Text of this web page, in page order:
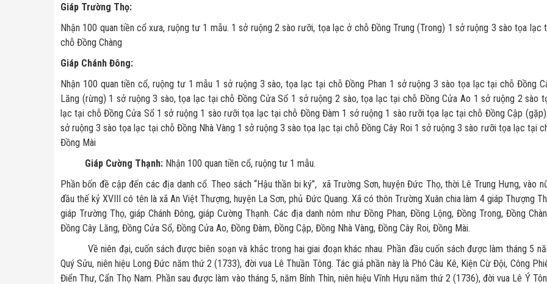
Giáp Trường Thọ:
Nhận 100 quan tiền cổ xưa, ruộng tư 1 mẫu. 1 sở ruộng 2 sào rưỡi, tọa lạc ở chỗ Đồng Trung (Trong) 1 sở ruộng 3 sào tọa lạc
chỗ Đồng Chàng
Giáp Chánh Đông:
Nhận 100 quan tiền cổ, ruộng tư 1 mẫu 1 sở ruộng 3 sào, tọa lạc tại chỗ Đồng Phan 1 sở ruộng 3 sào tọa lạc tại chỗ Đồng
Lăng (rừng) 1 sở ruộng 3 sào, tọa lạc tại chỗ Đồng Cửa Sổ 1 sở ruộng 2 sào, tọa lạc tại chỗ Đồng Cửa Ao 1 sở ruộng 2 sào
lạc tại chỗ Đồng Cửa Sổ 1 sở ruộng 1 sào rưỡi tọa lạc tại chỗ Đồng Đàm 1 sở ruộng 1 sào rưỡi tọa lạc tại chỗ Đồng Cập (gặp)
sở ruộng 3 sào tọa lạc tại chỗ Đồng Nhà Vàng 1 sở ruộng 3 sào tọa lạc tại chỗ Đồng Cây Roi 1 sở ruộng 3 sào rưỡi tọa lạc tại
Đồng Mài
Giáp Cường Thạnh: Nhận 100 quan tiền cổ, ruộng tư 1 mẫu.
Phần bốn đề cập đến các địa danh cổ. Theo sách “Hậu thần bi ký”, xã Trường Sơn, huyện Đức Thọ, thời Lê Trung Hưng, vào
đầu thế kỷ XVIII có tên là xã An Việt Thượng, huyện La Sơn, phủ Đức Quang. Xã có thôn Trường Xuân chia làm 4 giáp Thượng
giáp Trường Thọ, giáp Chánh Đông, giáp Cường Thạnh. Các địa danh nôm như Đồng Phan, Đồng Lộng, Đồng Trong, Đồng
Đồng Cây Lăng, Đồng Cửa Sổ, Đồng Cửa Ao, Đồng Đàm, Đồng Cập, Đồng Nhà Vàng, Đồng Cây Roi, Đồng Mài.
Về niên đại, cuốn sách được biên soạn và khắc trong hai giai đoạn khác nhau. Phần đầu cuốn sách được làm tháng 5
Quý Sửu, niên hiệu Long Đức năm thứ 2 (1733), đời vua Lê Thuần Tông. Tác giả phần này là Phó Câu Kê, Kiện Cừ Đội, Công
Điển Thư, Cẩn Thọ Nam. Phần sau được làm vào tháng 5, năm Bính Thìn, niên hiệu Vĩnh Hựu năm thứ 2 (1736), đời vua Lê Ý